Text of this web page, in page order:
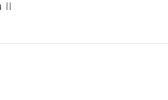
II